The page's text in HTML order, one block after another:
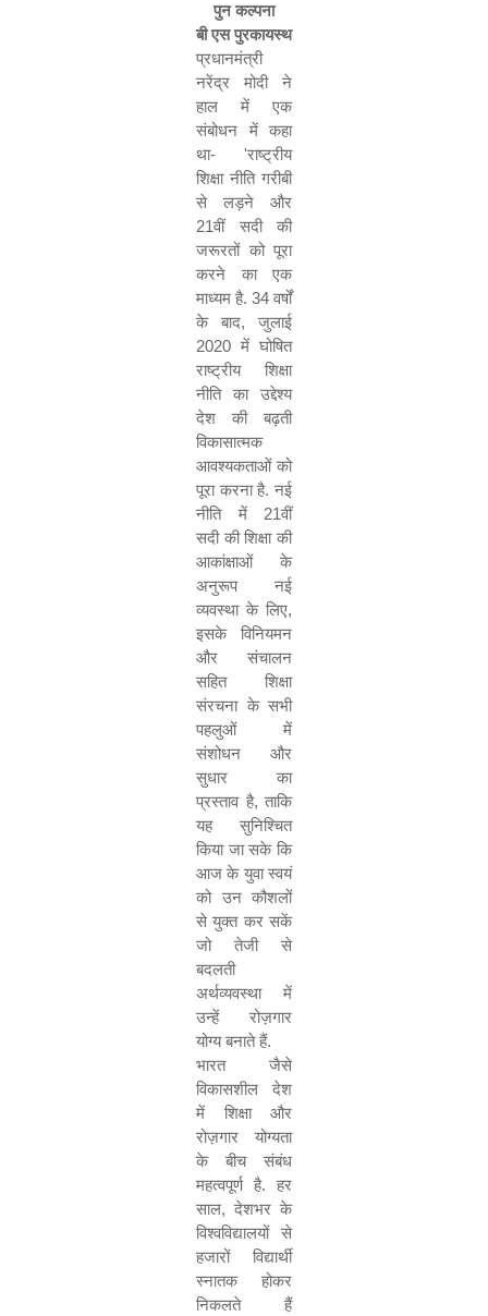
पुन कल्पना
बी एस पुरकायस्थ
प्रधानमंत्री
नरेंद्र मोदी ने
हाल में एक
संबोधन में कहा
था- 'राष्ट्रीय
शिक्षा नीति गरीबी
से लड़ने और
21वीं सदी की
जरूरतों को पूरा
करने का एक
माध्यम है. 34 वर्षों
के बाद, जुलाई
2020 में घोषित
राष्ट्रीय शिक्षा
नीति का उद्देश्य
देश की बढ़ती
विकासात्मक
आवश्यकताओं को
पूरा करना है. नई
नीति में 21वीं
सदी की शिक्षा की
आकांक्षाओं के
अनुरूप नई
व्यवस्था के लिए,
इसके विनियमन
और संचालन
सहित शिक्षा
संरचना के सभी
पहलुओं में
संशोधन और
सुधार का
प्रस्ताव है, ताकि
यह सुनिश्चित
किया जा सके कि
आज के युवा स्वयं
को उन कौशलों
से युक्त कर सकें
जो तेजी से
बदलती
अर्थव्यवस्था में
उन्हें रोज़गार
योग्य बनाते हैं.
भारत जैसे
विकासशील देश
में शिक्षा और
रोज़गार योग्यता
के बीच संबंध
महत्वपूर्ण है. हर
साल, देशभर के
विश्वविद्यालयों से
हजारों विद्यार्थी
स्नातक होकर
निकलते हैं